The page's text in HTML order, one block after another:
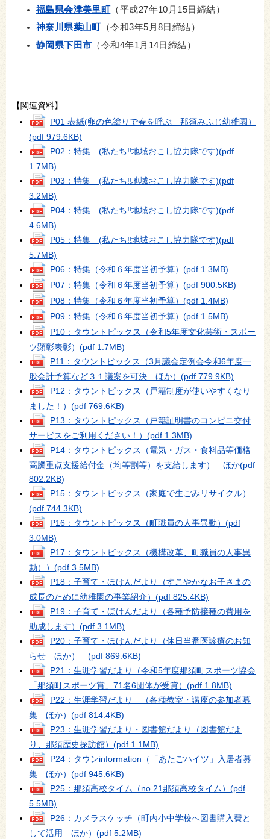
福島県会津美里町 （平成27年10月15日締結）
神奈川県葉山町 （令和3年5月8日締結）
静岡県下田市 （令和4年1月14日締結）
【関連資料】
P01 表紙(卵の色塗りで春を呼ぶ 那須みふじ幼稚園）
(pdf 979.6KB)
P02：特集 (私たち‼地域おこし協力隊です)(pdf
1.7MB)
P03：特集 (私たち‼地域おこし協力隊です)(pdf
3.2MB)
P04：特集 (私たち‼地域おこし協力隊です)(pdf
4.6MB)
P05：特集 (私たち‼地域おこし協力隊です)(pdf
5.7MB)
P06：特集（令和６年度当初予算） (pdf 1.3MB)
P07：特集（令和６年度当初予算） (pdf 900.5KB)
P08：特集（令和６年度当初予算） (pdf 1.4MB)
P09：特集（令和６年度当初予算） (pdf 1.5MB)
P10：タウントピックス（令和5年度文化芸術・スポー
ツ顕彰表彰） (pdf 1.7MB)
P11：タウントピックス（3月議会定例会令和6年度一
般会計予算など３１議案を可決 ほか） (pdf 779.9KB)
P12：タウントピックス（戸籍制度が使いやすくなり
ました！） (pdf 769.6KB)
P13：タウントピックス（戸籍証明書のコンビニ交付
サービスをご利用ください！） (pdf 1.3MB)
P14：タウントピックス（電気・ガス・食料品等価格
高騰重点支援給付金（均等割等）を支給します） ほか(pdf
802.2KB)
P15：タウントピックス（家庭で生ごみリサイクル）
(pdf 744.3KB)
P16：タウントピックス（町職員の人事異動） (pdf
3.0MB)
P17：タウントピックス（機構改革、町職員の人事異
動）） (pdf 3.5MB)
P18：子育て・ほけんだより（すこやかなお子さまの
成長のために幼稚園の事業紹介） (pdf 825.4KB)
P19：子育て・ほけんだより（各種予防接種の費用を
助成します） (pdf 3.1MB)
P20：子育て・ほけんだより（休日当番医診療のお知
らせ ほか） (pdf 869.6KB)
P21：生涯学習だより（令和5年度那須町スポーツ協会
「那須町スポーツ賞」71名6団体が受賞） (pdf 1.8MB)
P22：生涯学習だより （各種教室・講座の参加者募
集 ほか） (pdf 814.4KB)
P23：生涯学習だより・図書館だより（図書館だよ
り、那須歴史探訪館） (pdf 1.1MB)
P24：タウンinformation（「あたごハイツ」入居者募
集 ほか） (pdf 945.6KB)
P25：那須高校タイム（no.21那須高校タイム） (pdf
5.5MB)
P26：カメラスケッチ（町内小中学校へ図書購入費と
して活用 ほか） (pdf 5.2MB)